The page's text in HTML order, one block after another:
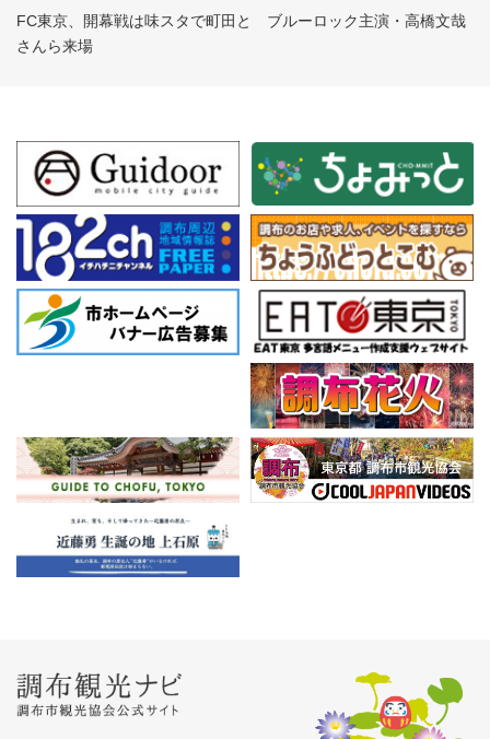
FC東京、開幕戦は味スタで町田と ブルーロック主演・高橋文哉
さんら来場